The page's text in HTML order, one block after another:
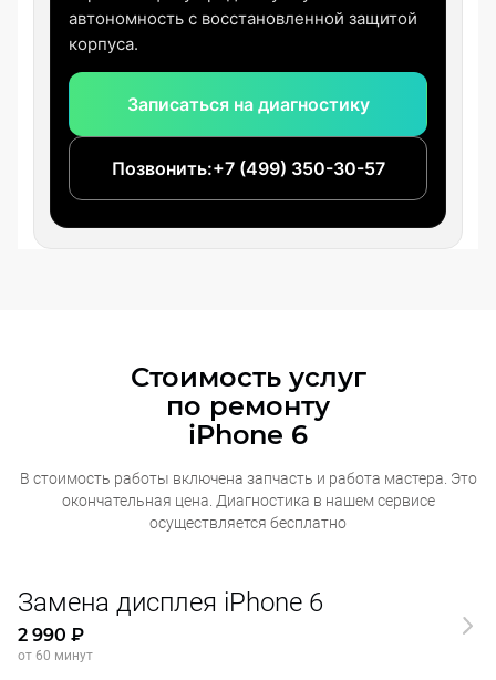
автономность с восстановленной защитой
корпуса.
Записаться на диагностику
Позвонить:+7 (499) 350-30-57
Стоимость услуг
по ремонту
iPhone 6
В стоимость работы включена запчасть и работа мастера. Это
окончательная цена. Диагностика в нашем сервисе
осуществляется бесплатно
Замена дисплея iPhone 6
2 990 ₽
от 60 минут